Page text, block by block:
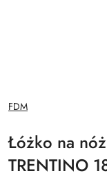
NAZWA
PRODUCENTA:
FDM
Łóżko na
TRENTINO